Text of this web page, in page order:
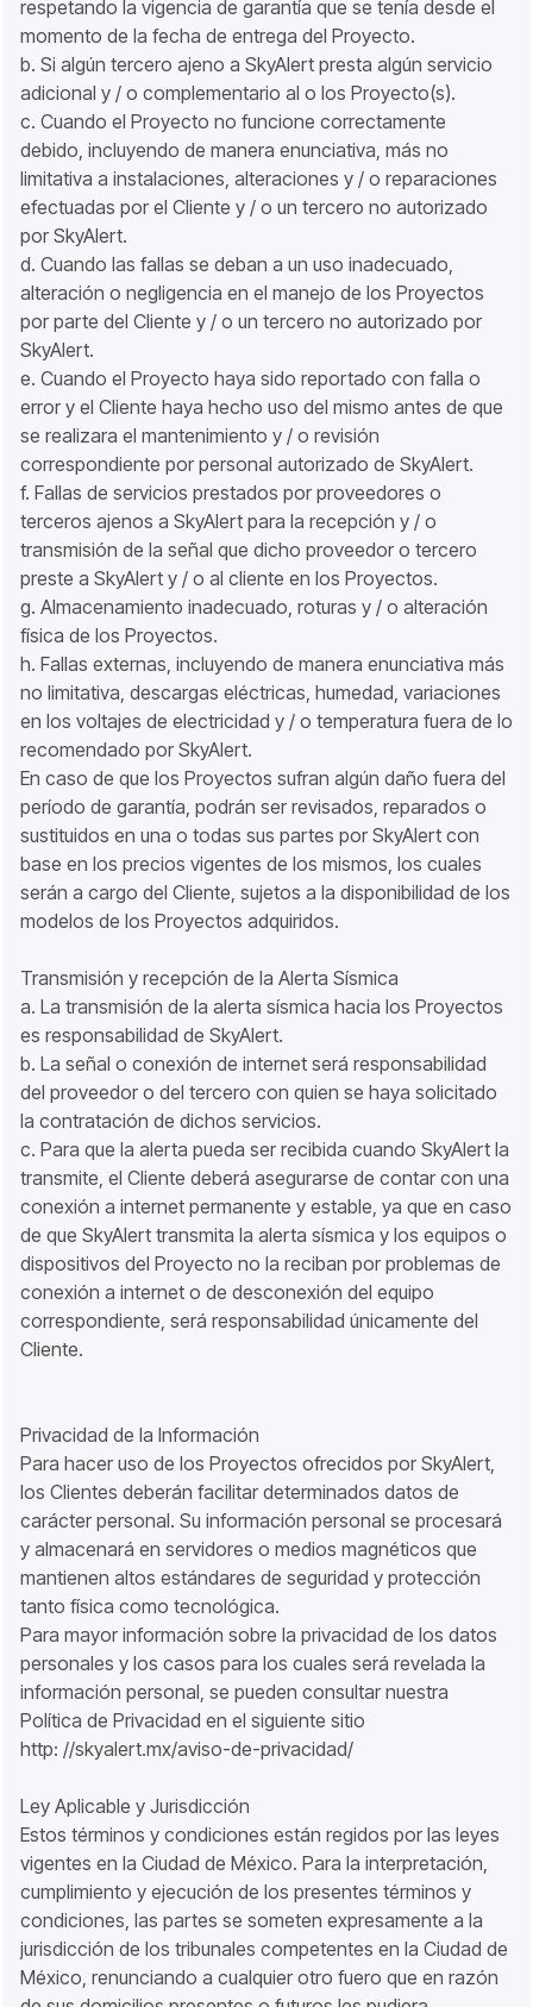
respetando la vigencia de garantía que se tenía desde el
momento de la fecha de entrega del Proyecto.
b. Si algún tercero ajeno a SkyAlert presta algún servicio
adicional y / o complementario al o los Proyecto(s).
c. Cuando el Proyecto no funcione correctamente
debido, incluyendo de manera enunciativa, más no
limitativa a instalaciones, alteraciones y / o reparaciones
efectuadas por el Cliente y / o un tercero no autorizado
por SkyAlert.
d. Cuando las fallas se deban a un uso inadecuado,
alteración o negligencia en el manejo de los Proyectos
por parte del Cliente y / o un tercero no autorizado por
SkyAlert.
e. Cuando el Proyecto haya sido reportado con falla o
error y el Cliente haya hecho uso del mismo antes de que
se realizara el mantenimiento y / o revisión
correspondiente por personal autorizado de SkyAlert.
f. Fallas de servicios prestados por proveedores o
terceros ajenos a SkyAlert para la recepción y / o
transmisión de la señal que dicho proveedor o tercero
preste a SkyAlert y / o al cliente en los Proyectos.
g. Almacenamiento inadecuado, roturas y / o alteración
física de los Proyectos.
h. Fallas externas, incluyendo de manera enunciativa más
no limitativa, descargas eléctricas, humedad, variaciones
en los voltajes de electricidad y / o temperatura fuera de lo
recomendado por SkyAlert.
En caso de que los Proyectos sufran algún daño fuera del
período de garantía, podrán ser revisados, reparados o
sustituidos en una o todas sus partes por SkyAlert con
base en los precios vigentes de los mismos, los cuales
serán a cargo del Cliente, sujetos a la disponibilidad de los
modelos de los Proyectos adquiridos.
Transmisión y recepción de la Alerta Sísmica
a. La transmisión de la alerta sísmica hacia los Proyectos
es responsabilidad de SkyAlert.
b. La señal o conexión de internet será responsabilidad
del proveedor o del tercero con quien se haya solicitado
la contratación de dichos servicios.
c. Para que la alerta pueda ser recibida cuando SkyAlert la
transmite, el Cliente deberá asegurarse de contar con una
conexión a internet permanente y estable, ya que en caso
de que SkyAlert transmita la alerta sísmica y los equipos o
dispositivos del Proyecto no la reciban por problemas de
conexión a internet o de desconexión del equipo
correspondiente, será responsabilidad únicamente del
Cliente.
Privacidad de la Información
Para hacer uso de los Proyectos ofrecidos por SkyAlert,
los Clientes deberán facilitar determinados datos de
carácter personal. Su información personal se procesará
y almacenará en servidores o medios magnéticos que
mantienen altos estándares de seguridad y protección
tanto física como tecnológica.
Para mayor información sobre la privacidad de los datos
personales y los casos para los cuales será revelada la
información personal, se pueden consultar nuestra
Política de Privacidad en el siguiente sitio
http: //skyalert.mx/aviso-de-privacidad/
Ley Aplicable y Jurisdicción
Estos términos y condiciones están regidos por las leyes
vigentes en la Ciudad de México. Para la interpretación,
cumplimiento y ejecución de los presentes términos y
condiciones, las partes se someten expresamente a la
jurisdicción de los tribunales competentes en la Ciudad de
México, renunciando a cualquier otro fuero que en razón